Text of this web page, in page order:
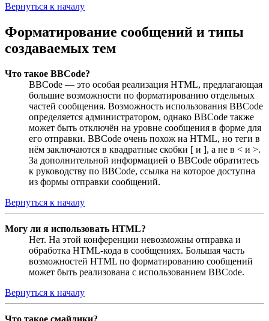
Вернуться к началу
Форматирование сообщений и типы
создаваемых тем
Что такое BBCode?
BBCode — это особая реализация HTML, предлагающая
большие возможности по форматированию отдельных
частей сообщения. Возможность использования BBCode
определяется администратором, однако BBCode также
может быть отключён на уровне сообщения в форме для
его отправки. BBCode очень похож на HTML, но теги в
нём заключаются в квадратные скобки [ и ], а не в < и >.
За дополнительной информацией о BBCode обратитесь
к руководству по BBCode, ссылка на которое доступна
из формы отправки сообщений.
Вернуться к началу
Могу ли я использовать HTML?
Нет. На этой конференции невозможны отправка и
обработка HTML-кода в сообщениях. Большая часть
возможностей HTML по форматированию сообщений
может быть реализована с использованием BBCode.
Вернуться к началу
Что такое смайлики?